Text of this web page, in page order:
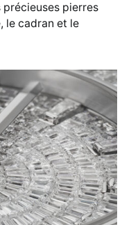
pierres
le cadran et le